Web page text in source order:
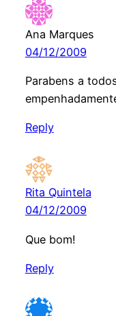
Ana Marques
04/12/2009
Parabens a
Reply
Rita Quintela
04/12/2009
Que bom!
Reply